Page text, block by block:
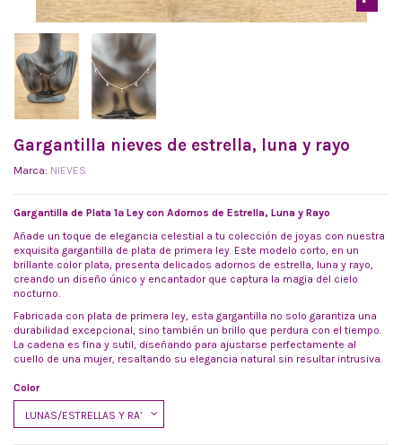
Gargantilla nieves de estrella, luna y rayo
Marca: NIEVES
Gargantilla de Plata 1ª Ley con Adornos de Estrella, Luna y Rayo
Añade un toque de elegancia celestial a tu colección de joyas con nuestra
exquisita gargantilla de plata de primera ley. Este modelo corto, en un
brillante color plata, presenta delicados adornos de estrella, luna y rayo,
creando un diseño único y encantador que captura la magia del cielo
nocturno.
Fabricada con plata de primera ley, esta gargantilla no solo garantiza una
durabilidad excepcional, sino también un brillo que perdura con el tiempo.
La cadena es fina y sutil, diseñando para ajustarse perfectamente al
cuello de una mujer, resaltando su elegancia natural sin resultar intrusiva.
Color